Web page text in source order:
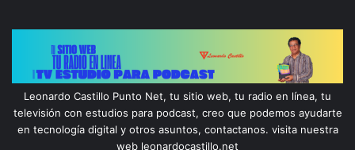
Leonardo Castillo Punto Net, tu sitio web, tu radio en línea, tu
televisión con estudios para podcast, creo que podemos ayudarte
en tecnología digital y otros asuntos, contactanos. visita nuestra
web leonardocastillo.net